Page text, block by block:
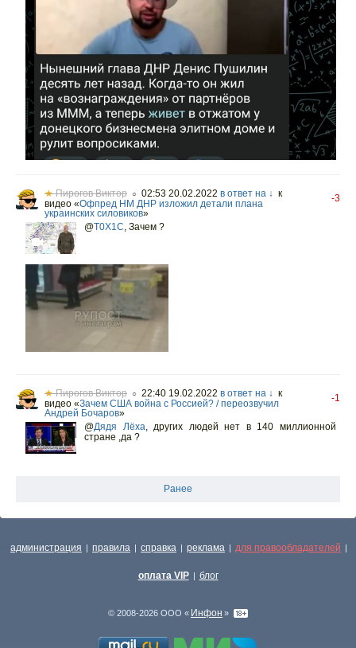
★Пирогов Виктор ○ 02:53 20.02.2022 в ответ на ↓ к
видео «Офпред НМ ДНР изложил детали плана
украинских силовиков»
-3
@T0X1C, Зачем ?
★Пирогов Виктор ○ 22:40 19.02.2022 в ответ на ↓ к
видео «Зачем США война с Россией? / переозвучил
Андрей Бочаров»
-1
@Дядя Лёха,других людей нет в 140 миллионной
стране ,да ?
Ранее
администрация | правила | справка | реклама | для правообладателей |
оплата VIP | блог
© 2008-2026 ООО « Инфон »